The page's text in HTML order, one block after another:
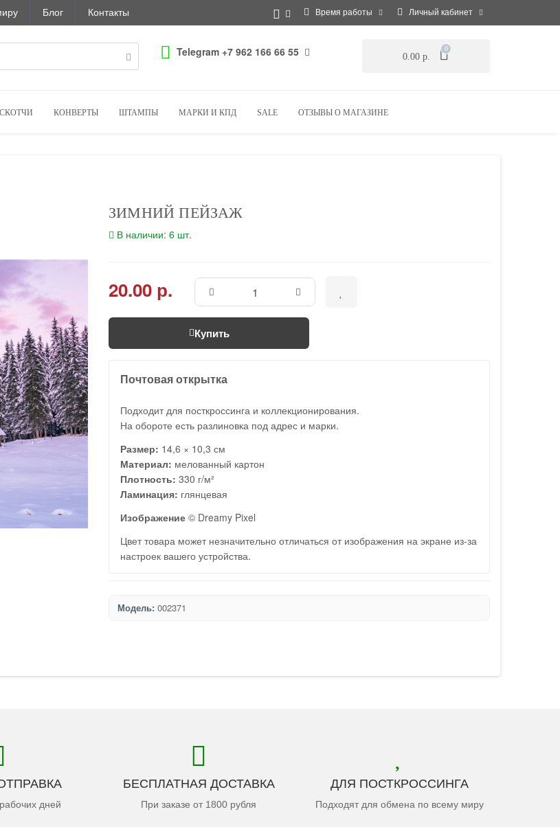
Блог Контакты Время работы Личный кабинет
Telegram +7 962 166 66 55 0.00 р.
0
СКОТЧИ КОНВЕРТЫ ШТАМПЫ МАРКИ И КПД SALE ОТЗЫВЫ О МАГАЗИНЕ
ЗИМНИЙ ПЕЙЗАЖ
В наличии: 6 шт.
20.00 р.
Купить
Почтовая открытка
Подходит для посткроссинга и коллекционирования.
На обороте есть разлиновка под адрес и марки.
Размер: 14,6 × 10,3 см
Материал: мелованный картон
Плотность: 330 г/м²
Ламинация: глянцевая
Изображение © Dreamy Pixel
Цвет товара может незначительно отличаться от изображения на экране из-за
настроек вашего устройства.
Модель: 002371
дней
БЕСПЛАТНАЯ ДОСТАВКА
При заказе от 1800 рубля
ДЛЯ ПОСТКРОССИНГА
Подходят для обмена по всему миру